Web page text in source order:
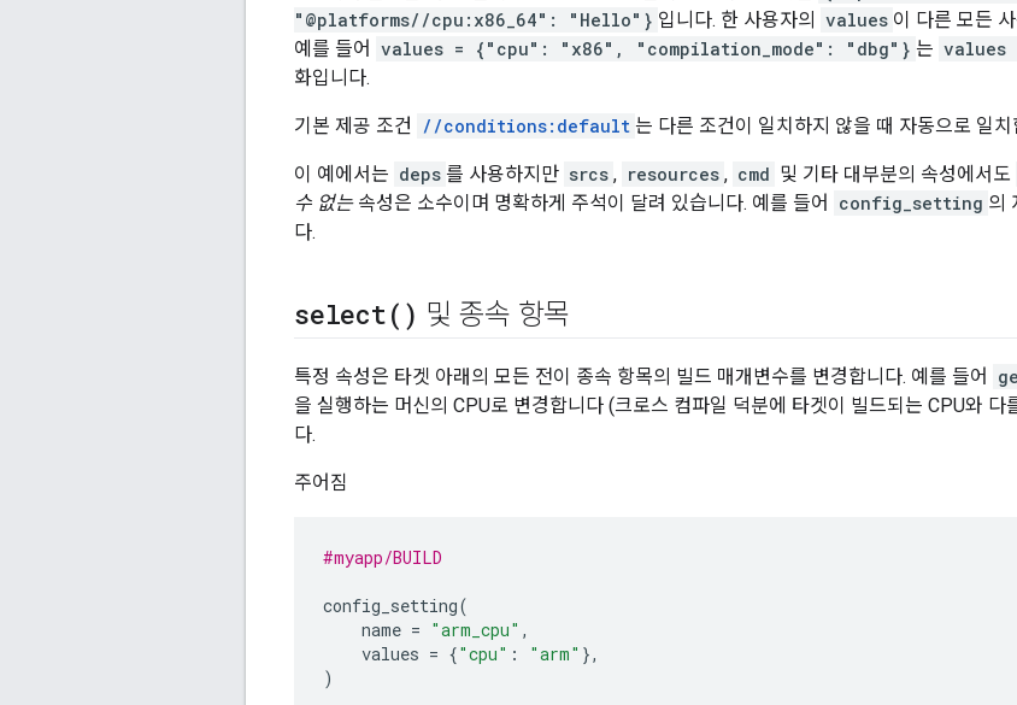
"@platforms//cpu:x86_64": "Hello"} 입니다. 한 사용자의 values 이 다른 모든
예를 들어 values = {"cpu": "x86", "compilation_mode": "dbg"} 는
화입니다.
기본 제공 조건 //conditions:default 는 다른 조건이 일치하지 않을 때 자동으로 일치
이 예에서는 deps 를 사용하지만 srcs , resources , cmd 및 기타 대부분의 속성에서도
수 없는속성은 소수이며 명확하게 주석이 달려 있습니다. 예를 들어 config_setting 의
다.
select( ) 및 종속 항목
특정 속성은 타겟 아래의 모든 전이 종속 항목의 빌드 매개변수를 변경합니다. 예를 들어
을 실행하는 머신의 CPU로 변경합니다 (크로스 컴파일 덕분에 타겟이 빌드되는 CPU와 다
다.
주어짐
#myapp/BUILD
config_setting(
name = "arm_cpu" ,
values = {"cpu" : "arm" },
)